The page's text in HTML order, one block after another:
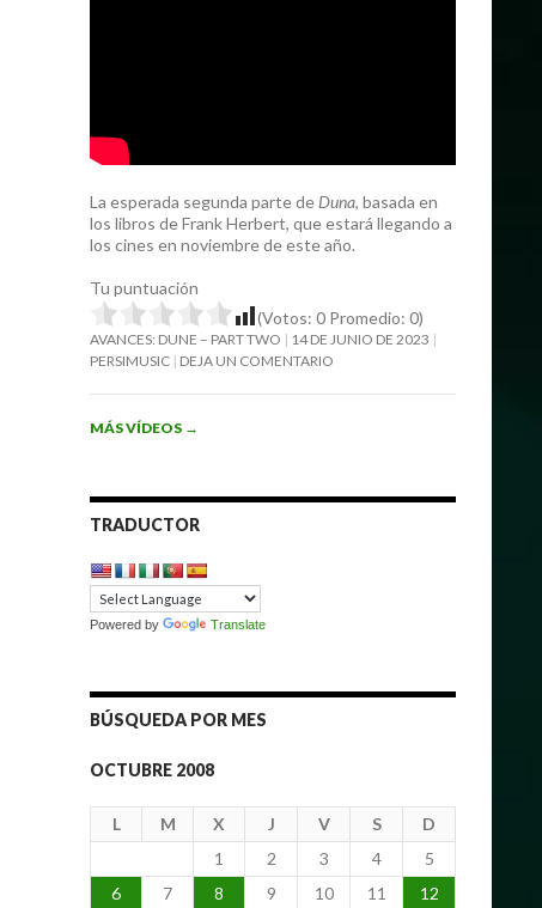
La esperada segunda parte de Duna, basada en
los libros de Frank Herbert, que estará llegando a
los cines en noviembre de este año.
Tu puntuación
(Votos: 0 Promedio: 0)
AVANCES: DUNE – PART TWO
14 DE JUNIO DE 2023
PERSIMUSIC DEJA UN COMENTARIO
MÁS VÍDEOS →
TRADUCTOR
Powered by Translate
BÚSQUEDA POR MES
OCTUBRE 2008
L M X J V S
D
1
2 3 4
5
6
7 8 9 10 11
12